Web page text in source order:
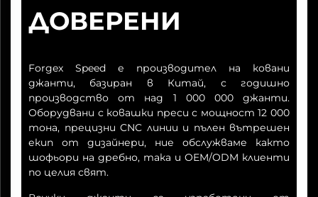
ДОВЕРЕНИ
Forgex Speed е производител на ковани
джанти, базиран в Китай, с годишно
производство от над 1 000 000 джанти.
Оборудвани с ковашки преси с мощност 12 000
тона, прецизни CNC линии и пълен вътрешен
екип от дизайнери, ние обслужваме както
шофьори на дребно, така и OEM/ODM клиенти
по целия свят.